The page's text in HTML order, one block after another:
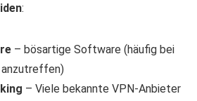
:
– bösartige Software (häufig bei
– Viele bekannte VPN-Anbieter